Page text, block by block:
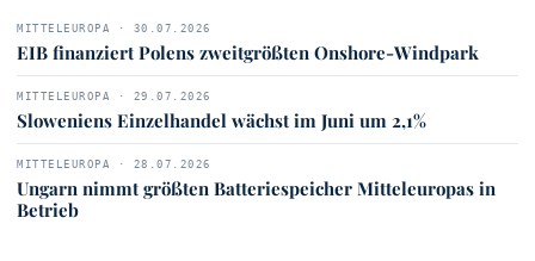
MITTELEUROPA · 30.07.2026
EIB finanziert Polens zweitgrößten Onshore-Windpark
MITTELEUROPA · 29.07.2026
Sloweniens Einzelhandel wächst im Juni um 2,1%
MITTELEUROPA · 28.07.2026
Ungarn nimmt größten Batteriespeicher Mitteleuropas in
Betrieb